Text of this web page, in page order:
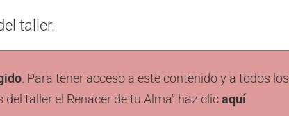
taller.
. Para tener acceso a este contenido y a todos los
del taller el Renacer de tu Alma" haz clicaquí